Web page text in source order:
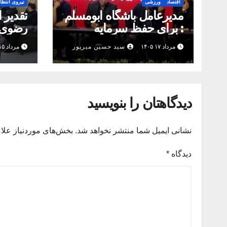
اقتصاد ورزشی
مدیرعامل باشگاه ابومسلم
: برای حفظ سرمایه
اجتماعی فوتبال مشهد،
اراده مشترک استان شکل
بگیرد
مرداد ۱۷ ۱۴۰۵ سید حسین میرپور
نیروی
مرداد ۱۵ ۱۴۰۵
دیدگاهتان را بنویسید
نشانی ایمیل شما منتشر نخواهد شد. بخش‌های موردنیاز
دیدگاه *